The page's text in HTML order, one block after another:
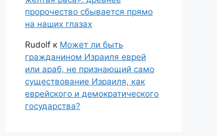
пророчество сбывается прямо
на наших глазах
Rudolf к Может ли быть
гражданином Израиля еврей
или араб, не признающий само
существование Израиля, как
еврейского и демократического
государства?